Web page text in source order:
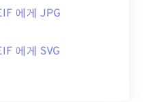
에게 JPG
에게 SVG